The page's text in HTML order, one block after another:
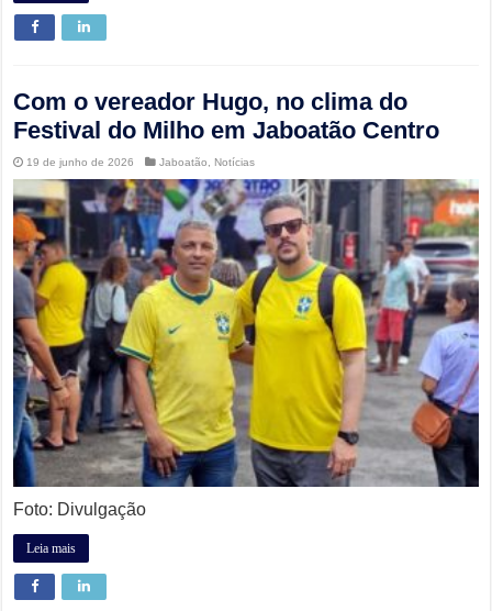
Com o vereador Hugo, no clima do
Festival do Milho em Jaboatão Centro
19 de junho de 2026 Jaboatão Notícias
Foto: Divulgação
Leia mais